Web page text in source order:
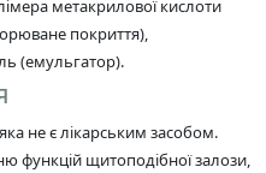
метакрилової кислоти
покриття),
(емульгатор).
не є лікарським засобом.
функцій щитоподібної залози,